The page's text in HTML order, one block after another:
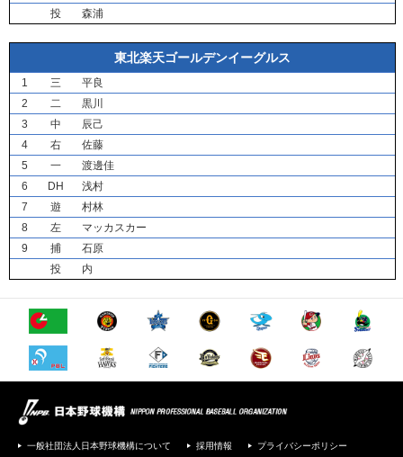
投
森浦
東北楽天ゴールデンイーグルス
1 三
平良
2
二
黒川
3
中
辰己
4
右
佐藤
5
一
渡邊佳
6
DH
浅村
7
遊
村林
8
左
マッカスカー
9
捕
石原
投
内
一般社団法人日本野球機構について 採用情報 プライバシーポリシー